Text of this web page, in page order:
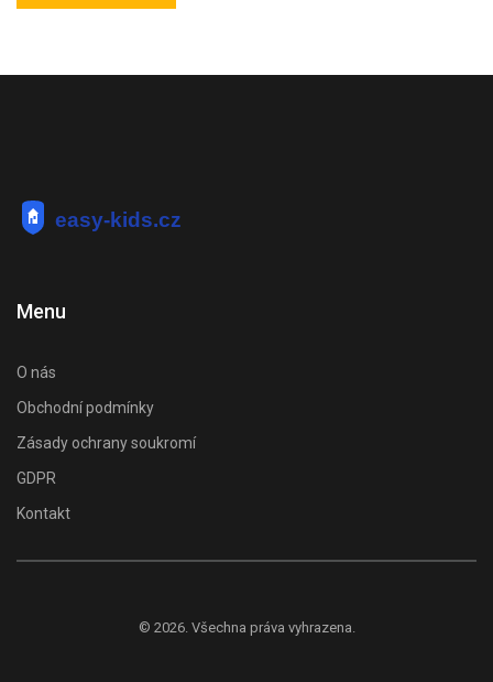
Menu
O nás
Obchodní podmínky
Zásady ochrany soukromí
GDPR
Kontakt
© 2026. Všechna práva vyhrazena.